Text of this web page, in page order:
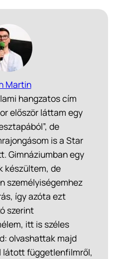
Martin
hangzatos cím
először láttam egy
de
is a Star
Gimnáziumban egy
készültem, de
személyiségemhez
így azóta ezt
szerint
itt is széles
olvashattak majd
látott függetlenfilmről,